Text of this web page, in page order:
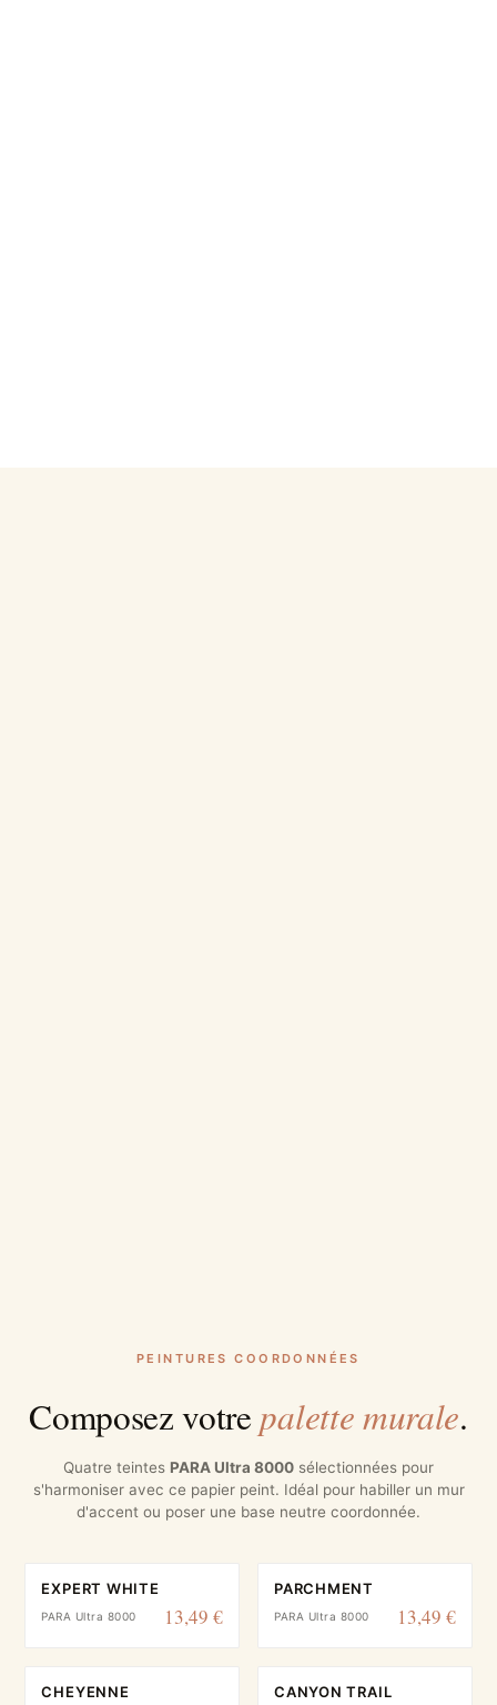
PEINTURES COORDONNÉES
Composez votrepalette murale.
Quatre teintes PARA Ultra 8000 sélectionnées pour
s'harmoniser avec ce papier peint. Idéal pour habiller un mur
d'accent ou poser une base neutre coordonnée.
EXPERT WHITE
PARA Ultra 8000 13,49 €
PARCHMENT
PARA Ultra 8000 13,49 €
CHEYENNE CANYON TRAIL